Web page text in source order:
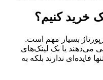
خرید کنیم؟
بسیار مهم است.
می‌دهند یا بک لینک‌های
فایده‌ای ندارند بلکه به